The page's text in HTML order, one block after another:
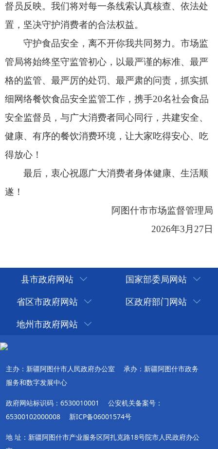
2026年3月27日
县市政府网站
国家部委局网站
省区市政府网站
区政府部门网站
地州市政府网站
主办：新疆阿图什市人民政府办公室
承办：新疆阿图什市政务
服务和数字发展中心
政府网站标识码：6530010001
公安机关备案号：
65300102000008
新ICP备06001574号
地 址：新疆阿图什市产业服务区阿扎克路18号院市人民政府办公